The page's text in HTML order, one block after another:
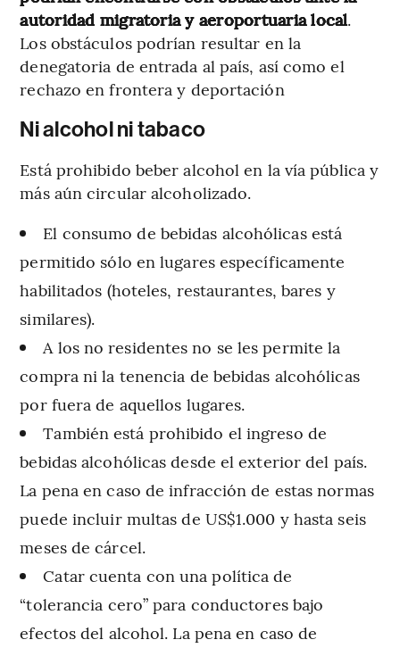
autoridad migratoria y aeroportuaria local.
Los obstáculos podrían resultar en la
denegatoria de entrada al país, así como el
rechazo en frontera y deportación
Ni alcohol ni tabaco
Está prohibido beber alcohol en la vía pública y
más aún circular alcoholizado.
El consumo de bebidas alcohólicas está
permitido sólo en lugares específicamente
habilitados (hoteles, restaurantes, bares y
similares).
A los no residentes no se les permite la
compra ni la tenencia de bebidas alcohólicas
por fuera de aquellos lugares.
También está prohibido el ingreso de
bebidas alcohólicas desde el exterior del país.
La pena en caso de infracción de estas normas
puede incluir multas de US$1.000 y hasta seis
meses de cárcel.
Catar cuenta con una política de
“tolerancia cero” para conductores bajo
efectos del alcohol. La pena en caso de